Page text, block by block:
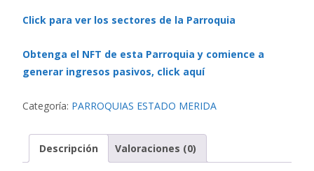
Click para ver los sectores de la Parroquia
Obtenga el NFT de esta Parroquia y comience a
generar ingresos pasivos, click aquí
Categoría: PARROQUIAS ESTADO MERIDA
Descripción Valoraciones (0)